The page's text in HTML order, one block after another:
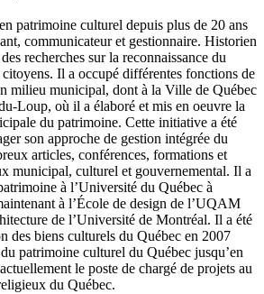
patrimoine culturel depuis plus de 20 ans
communicateur et gestionnaire. Historien
recherches sur la reconnaissance du
Il a occupé différentes fonctions de
milieu municipal, dont à la Ville de Québec
Loup, où il a élaboré et mis en oeuvre la
du patrimoine. Cette initiative a été
son approche de gestion intégrée du
articles, conférences, formations et
municipal, culturel et gouvernemental. Il a
à l’Université du Québec à
à l’École de design de l’UQAM
de l’Université de Montréal. Il a été
des biens culturels du Québec en 2007
patrimoine culturel du Québec jusqu’en
le poste de chargé de projets au
du Québec.